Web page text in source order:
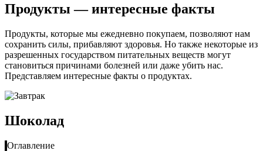
Продукты — интересные факты
Продукты, которые мы ежедневно покупаем, позволяют нам
сохранить силы, прибавляют здоровья. Но также некоторые из
разрешенных государством питательных веществ могут
становиться причинами болезней или даже убить нас.
Представляем интересные факты о продуктах.
Шоколад
Оглавление